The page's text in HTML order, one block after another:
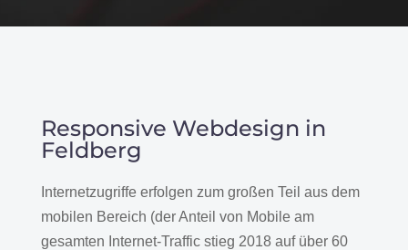
Responsive Webdesign in
Feldberg
Internetzugriffe erfolgen zum großen Teil aus dem
mobilen Bereich (der Anteil von Mobile am
gesamten Internet-Traffic stieg 2018 auf über 60